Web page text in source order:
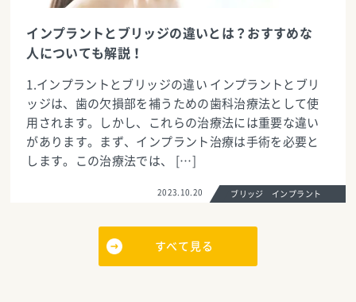
インプラントとブリッジの違いとは？おすすめな
人についても解説！
1.インプラントとブリッジの違い インプラントとブリ
ッジは、歯の欠損部を補うための歯科治療法として使
用されます。しかし、これらの治療法には重要な違い
があります。まず、インプラント治療は手術を必要と
します。この治療法では、 […]
2023.10.20 ブリッジ インプラント
すべて見る